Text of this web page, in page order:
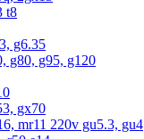
t8
g6.35
g80, g95, g120
gx70
mr11 220v gu5.3, gu4